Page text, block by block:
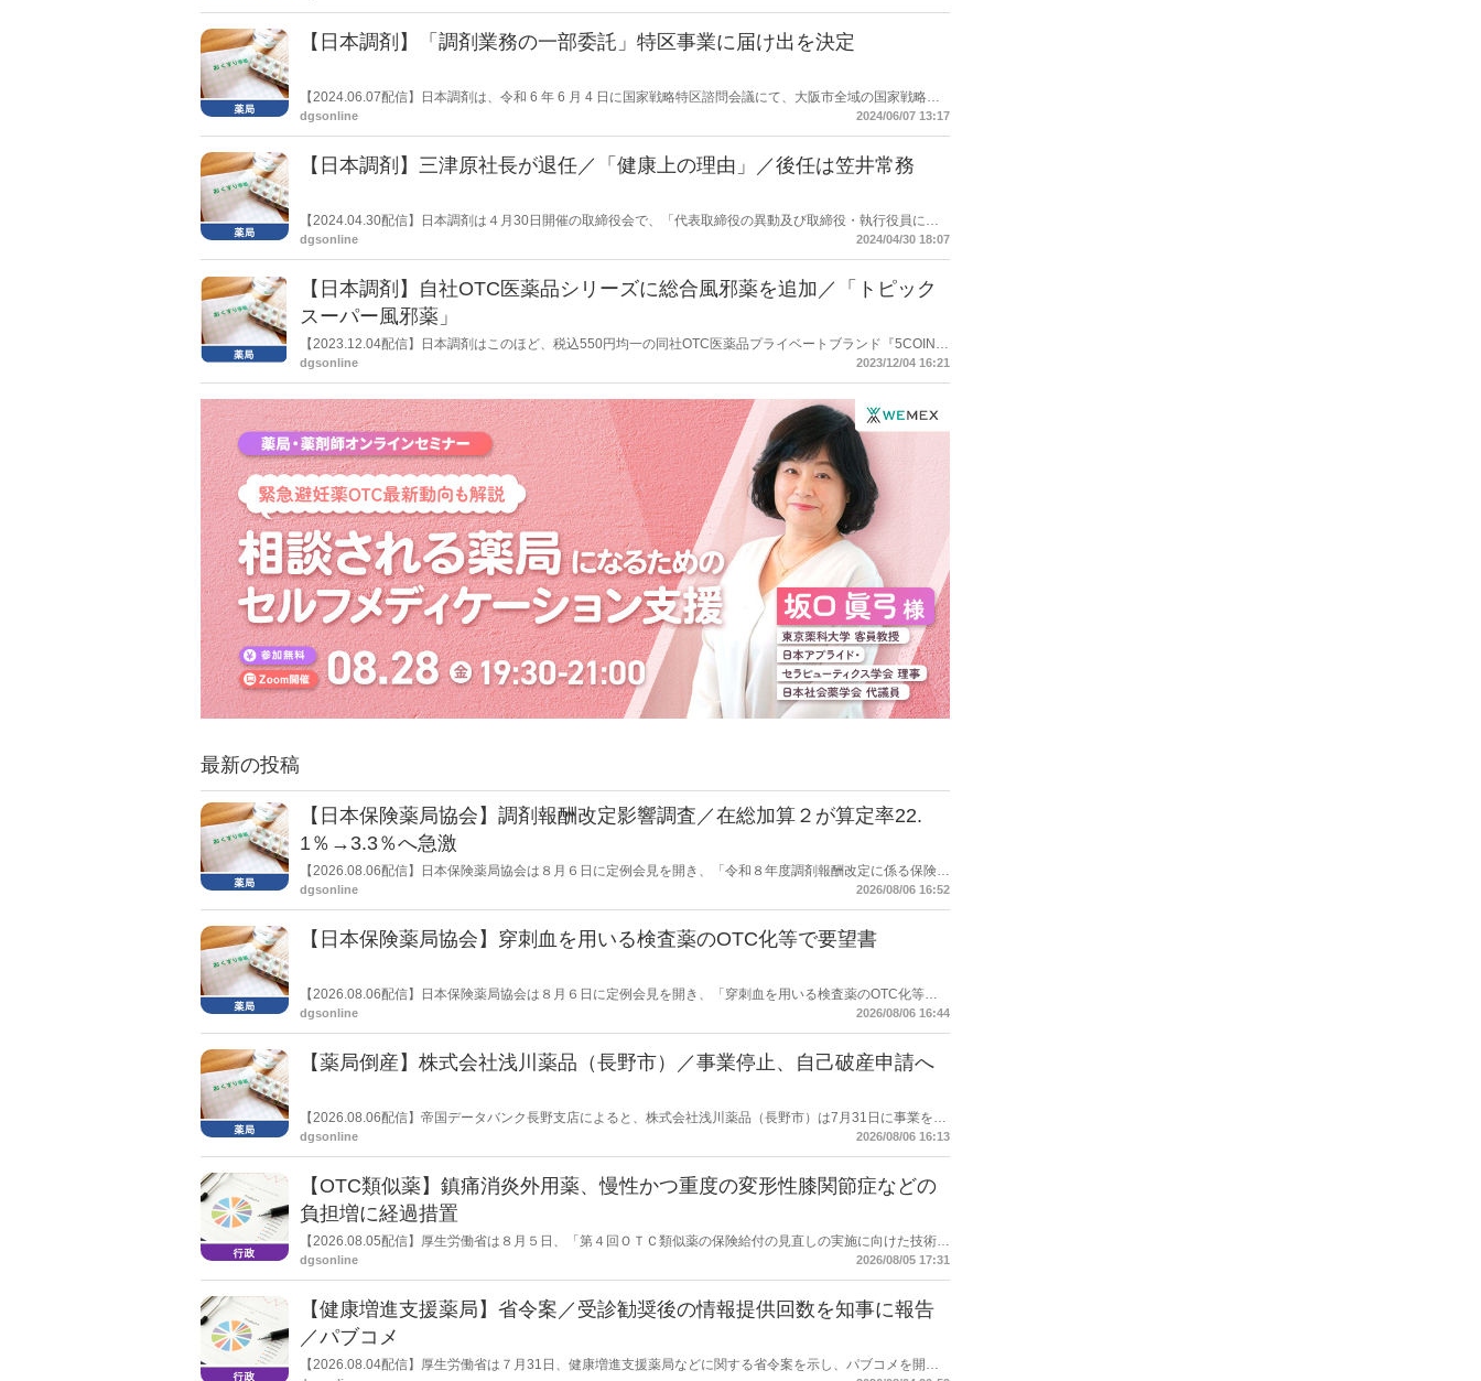
【日本調剤】「調剤業務の一部委託」特区事業に届け出を決定
【2024.06.07配信】日本調剤は、令和 6 年 6 月 4 日に国家戦略特区諮問会議にて、大阪市全域の国家戦略特
別区域において「調剤業務の一部外部委託」実施に向けた届け出を行うことを決定した。
dgsonline 2024/06/07 13:17
【日本調剤】三津原社長が退任／「健康上の理由」／後任は笠井常務
【2024.04.30配信】日本調剤は４月30日開催の取締役会で、「代表取締役の異動及び取締役・執行役員に対
する業務委嘱事項の変更」について決議したと公表した。
dgsonline 2024/04/30 18:07
【日本調剤】自社OTC医薬品シリーズに総合風邪薬を追加／「トピック
スーパー風邪薬」
【2023.12.04配信】日本調剤はこのほど、税込550円均一の同社OTC医薬品プライベートブランド『5COINS
PHARMA』の新商品として、「トピックスーパー風邪薬」を追加した。12月4日よりヘルスケア通販サイト
dgsonline 2023/12/04 16:21
最新の投稿
【日本保険薬局協会】調剤報酬改定影響調査／在総加算２が算定率22.
1％→3.3％へ急激
【2026.08.06配信】日本保険薬局協会は８月６日に定例会見を開き、「令和８年度調剤報酬改定に係る保険薬
局への影響」の調査結果を公表した。在宅分野では、在宅薬学総合体制加算2の算定率が22.1％から3.3％へ大
dgsonline 2026/08/06 16:52
【日本保険薬局協会】穿刺血を用いる検査薬のOTC化等で要望書
【2026.08.06配信】日本保険薬局協会は８月６日に定例会見を開き、「穿刺血を用いる検査薬のOTC化等に
関する要望書」を厚生労働省 医薬局長宛に提出したことを説明した。
dgsonline 2026/08/06 16:44
【薬局倒産】株式会社浅川薬品（長野市）／事業停止、自己破産申請へ
【2026.08.06配信】帝国データバンク長野支店によると、株式会社浅川薬品（長野市）は7月31日に事業を停
止し、自己破産申請の準備に入った。
dgsonline 2026/08/06 16:13
【OTC類似薬】鎮痛消炎外用薬、慢性かつ重度の変形性膝関節症などの
負担増に経過措置
【2026.08.05配信】厚生労働省は８月５日、「第４回ＯＴＣ類似薬の保険給付の見直しの実施に向けた技術的
検討会」を開催。「中間とりまとめ（案）」を提示し了承した。今後、社会保障審議会医療保険部会等に報告
dgsonline 2026/08/05 17:31
【健康増進支援薬局】省令案／受診勧奨後の情報提供回数を知事に報告
／パブコメ
【2026.08.04配信】厚生労働省は７月31日、健康増進支援薬局などに関する省令案を示し、パブコメを開始